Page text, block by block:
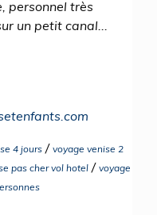
personnel très
un petit canal...
4 jours / voyage venise 2
pas cher vol hotel / voyage